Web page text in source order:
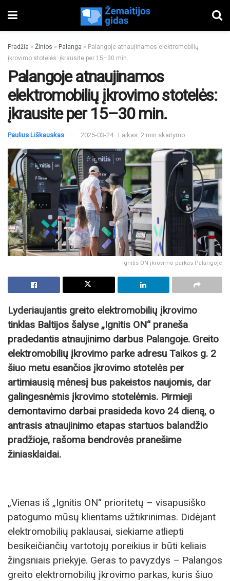
Pradžia » Žinios » Palanga » Palangoje atnaujinamos elektromobilių
įkrovimo stotelės: įkrausite per 15–30 min.
Palangoje atnaujinamos
elektromobilių įkrovimo stotelės:
įkrausite per 15–30 min.
Paulius Liškauskas 2025-03-24 Laikas: 2 min skaitymo
Ignitis ON įkrovimo parkas Palangoje
Lyderiaujantis greito elektromobilių įkrovimo
tinklas Baltijos šalyse „Ignitis ON“ praneša
pradedantis atnaujinimo darbus Palangoje. Greito
elektromobilių įkrovimo parke adresu Taikos g. 2
šiuo metu esančios įkrovimo stotelės per
artimiausią mėnesį bus pakeistos naujomis, dar
galingesnėmis įkrovimo stotelėmis. Pirmieji
demontavimo darbai prasideda kovo 24 dieną, o
antrasis atnaujinimo etapas startuos balandžio
pradžioje, rašoma bendrovės pranešime
žiniasklaidai.
„Vienas iš „Ignitis ON“ prioritetų – visapusiško
patogumo mūsų klientams užtikrinimas. Didėjant
elektromobilių paklausai, siekiame atliepti
besikeičiančių vartotojų poreikius ir būti keliais
žingsniais priekyje. Geras to pavyzdys – Palangos
greito elektromobilių įkrovimo parkas, kuris šiuo